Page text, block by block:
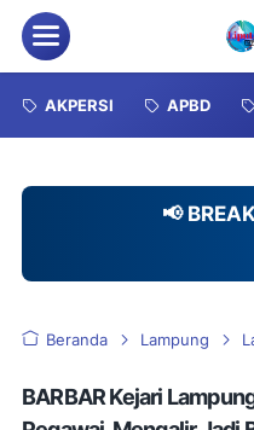
Menu
AKPERSI APBD
📢
DPC AKPERSI
Beranda Lampung
BARBAR Kejari